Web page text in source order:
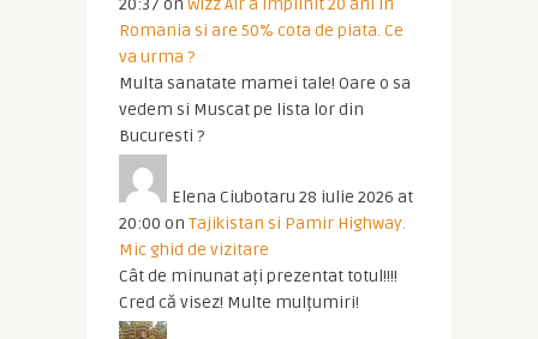
20:37 on Wizz Air a implinit 20 ani in
Romania si are 50% cota de piata. Ce
va urma ?
Multa sanatate mamei tale! Oare o sa
vedem si Muscat pe lista lor din
Bucuresti ?
Elena Ciubotaru 28 iulie 2026 at
20:00 on Tajikistan si Pamir Highway.
Mic ghid de vizitare
Cât de minunat ați prezentat totul!!!!
Cred că visez! Multe mulțumiri!